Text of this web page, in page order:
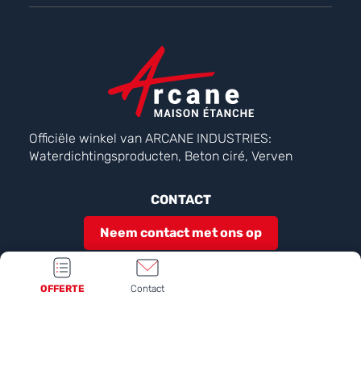
Officiële winkel van ARCANE INDUSTRIES:
Waterdichtingsproducten, Beton ciré, Verven
CONTACT
Neem contact met ons op
ONZE SOCIALE NETWERKEN
OFFERTE Contact